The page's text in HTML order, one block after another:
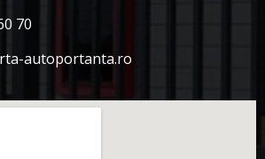
70
autoportanta.ro